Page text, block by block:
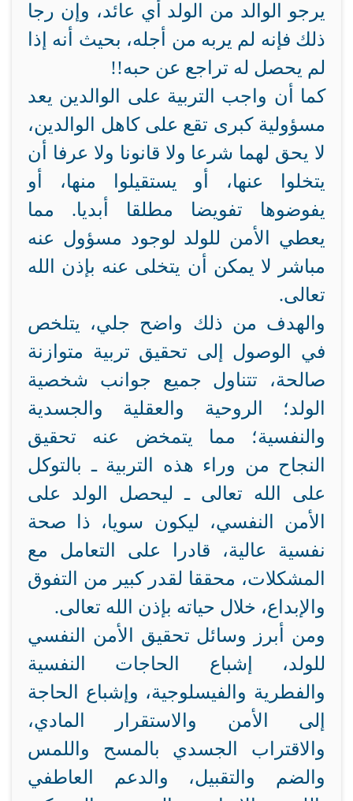
يرجو الوالد من الولد أي عائد، وإن رجا
ذلك فإنه لم يربه من أجله، بحيث أنه إذا
لم يحصل له تراجع عن حبه!!
كما أن واجب التربية على الوالدين يعد
مسؤولية كبرى تقع على كاهل الوالدين،
لا يحق لهما شرعا ولا قانونا ولا عرفا أن
يتخلوا عنها، أو يستقيلوا منها، أو
يفوضوها تفويضا مطلقا أبديا. مما
يعطي الأمن للولد لوجود مسؤول عنه
مباشر لا يمكن أن يتخلى عنه بإذن الله
تعالى.
والهدف من ذلك واضح جلي، يتلخص
في الوصول إلى تحقيق تربية متوازنة
صالحة، تتناول جميع جوانب شخصية
الولد؛ الروحية والعقلية والجسدية
والنفسية؛ مما يتمخض عنه تحقيق
النجاح من وراء هذه التربية ـ بالتوكل
على الله تعالى ـ ليحصل الولد على
الأمن النفسي، ليكون سويا، ذا صحة
نفسية عالية، قادرا على التعامل مع
المشكلات، محققا لقدر كبير من التفوق
والإبداع، خلال حياته بإذن الله تعالى.
ومن أبرز وسائل تحقيق الأمن النفسي
للولد، إشباع الحاجات النفسية
والفطرية والفيسلوجية، وإشباع الحاجة
إلى الأمن والاستقرار المادي،
والاقتراب الجسدي بالمسح واللمس
والضم والتقبيل، والدعم العاطفي